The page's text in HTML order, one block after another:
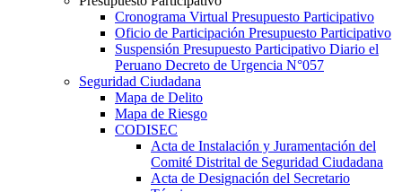
Cronograma Virtual Presupuesto Participativo
Oficio de Participación Presupuesto Participativo
Suspensión Presupuesto Participativo Diario el
Peruano Decreto de Urgencia N°057
Seguridad Ciudadana
Mapa de Delito
Mapa de Riesgo
CODISEC
Acta de Instalación y Juramentación del
Comité Distrital de Seguridad Ciudadana
Acta de Designación del Secretario